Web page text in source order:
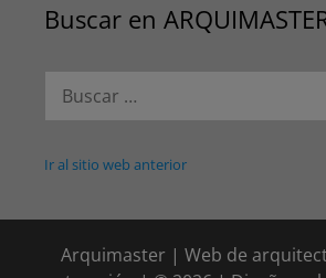
Buscar en
Ir al sitio web anterior
Arquimaster | Web de